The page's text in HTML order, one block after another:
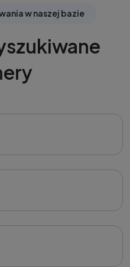
w naszej bazie